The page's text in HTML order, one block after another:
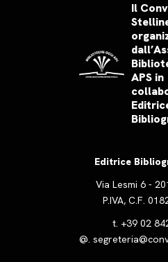
Il
APS in
Editrice
Via Lesmi 6 -
P.IVA, C.F.
t. +39 02
@.